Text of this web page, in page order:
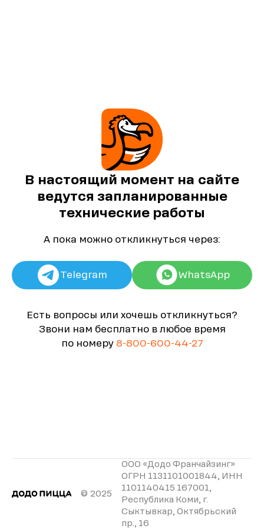
В настоящий момент на сайте
ведутся запланированные
технические работы
А пока можно откликнуться через:
Telegram WhatsApp
Есть вопросы или хочешь откликнуться?
Звони нам бесплатно в любое время
по номеру 8-800-600-44-27
© 2025
ООО «Додо Франчайзинг»
ОГРН 1131101001844, ИНН
1101140415 167001,
Республика Коми, г.
Сыктывкар, Октябрьский
пр., 16